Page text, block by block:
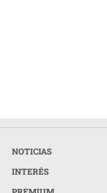
NOTICIAS
INTERÉS